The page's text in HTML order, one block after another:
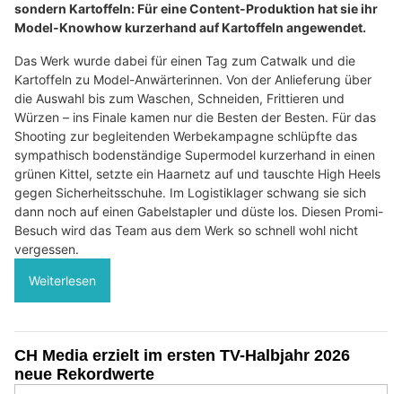
sondern Kartoffeln: Für eine Content-Produktion hat sie ihr
Model-Knowhow kurzerhand auf Kartoffeln angewendet.
Das Werk wurde dabei für einen Tag zum Catwalk und die
Kartoffeln zu Model-Anwärterinnen. Von der Anlieferung über
die Auswahl bis zum Waschen, Schneiden, Frittieren und
Würzen – ins Finale kamen nur die Besten der Besten. Für das
Shooting zur begleitenden Werbekampagne schlüpfte das
sympathisch bodenständige Supermodel kurzerhand in einen
grünen Kittel, setzte ein Haarnetz auf und tauschte High Heels
gegen Sicherheitsschuhe. Im Logistiklager schwang sie sich
dann noch auf einen Gabelstapler und düste los. Diesen Promi-
Besuch wird das Team aus dem Werk so schnell wohl nicht
vergessen.
Weiterlesen
CH Media erzielt im ersten TV-Halbjahr 2026
neue Rekordwerte